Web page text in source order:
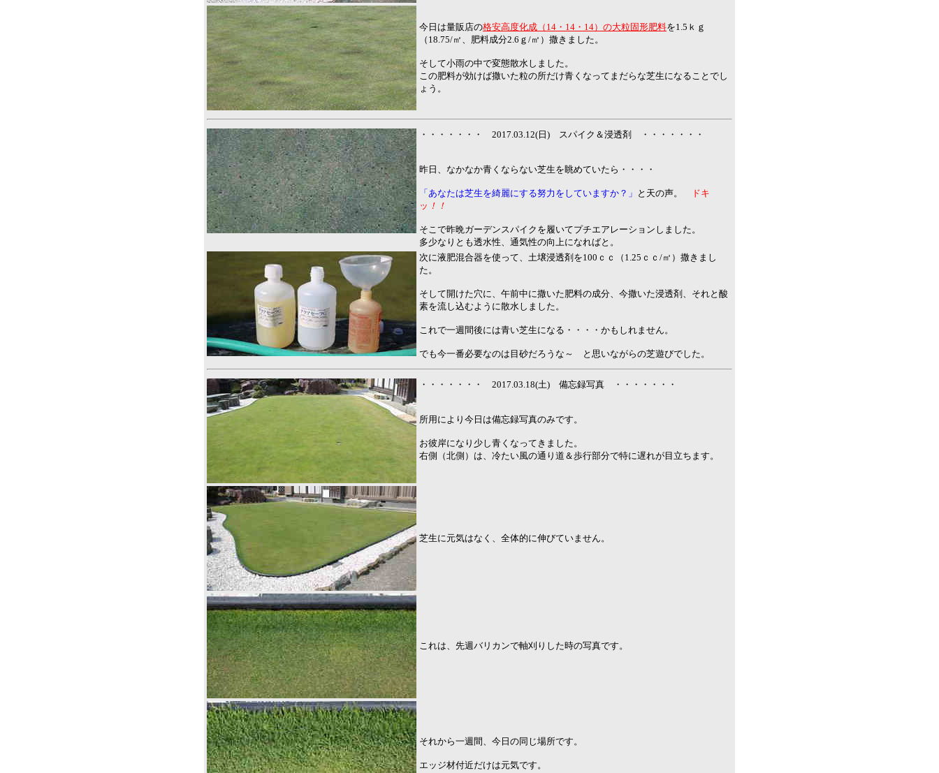
今日は量販店の格安高度化成（14・14・14）の大粒固形肥料を1.5ｋｇ
（18.75/㎡、肥料成分2.6ｇ/㎡）撒きました。
そして小雨の中で変態散水しました。
この肥料が効けば撒いた粒の所だけ青くなってまだらな芝生になることでし
ょう。
・・・・・・・ 2017.03.12(日) スパイク＆浸透剤 ・・・・・・・
昨日、なかなか青くならない芝生を眺めていたら・・・・
「あなたは芝生を綺麗にする努力をしていますか？」 と天の声。
ドキ
ッ ！！
そこで昨晩ガーデンスパイクを履いてプチエアレーションしました。
多少なりとも透水性、通気性の向上になればと。
次に液肥混合器を使って、土壌浸透剤を100ｃｃ（1.25ｃｃ/㎡）撒きまし
た。
そして開けた穴に、午前中に撒いた肥料の成分、今撒いた浸透剤、それと酸
素を流し込むように散水しました。
これで一週間後には青い芝生になる・・・・かもしれません。
でも今一番必要なのは目砂だろうな～ と思いながらの芝遊びでした。
・・・・・・・ 2017.03.18(土) 備忘録写真 ・・・・・・・
所用により今日は備忘録写真のみです。
お彼岸になり少し青くなってきました。
右側（北側）は、冷たい風の通り道＆歩行部分で特に遅れが目立ちます。
芝生に元気はなく、全体的に伸びていません。
これは、先週バリカンで軸刈りした時の写真です。
それから一週間、今日の同じ場所です。
エッジ材付近だけは元気です。